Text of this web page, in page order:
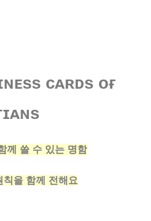
ᴄᴀʀᴅs ᴏғ
께 쓸 수 있는 명함
칙을 함께 전해요